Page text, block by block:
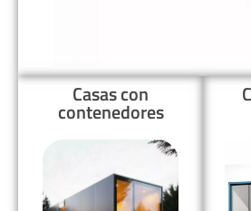
Casas con
contenedores